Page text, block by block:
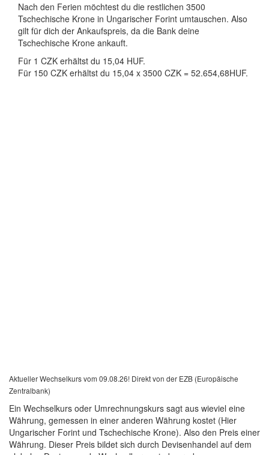
Nach den Ferien möchtest du die restlichen 3500
Tschechische Krone in Ungarischer Forint umtauschen. Also
gilt für dich der Ankaufspreis, da die Bank deine
Tschechische Krone ankauft.
Für 1 CZK erhältst du 15,04 HUF.
Für 150 CZK erhältst du 15,04 x 3500 CZK = 52.654,68HUF.
Aktueller Wechselkurs vom 09.08.26! Direkt von der EZB (Europäische
Zentralbank)
Ein Wechselkurs oder Umrechnungskurs sagt aus wieviel eine
Währung, gemessen in einer anderen Währung kostet (Hier
Ungarischer Forint und Tschechische Krone). Also den Preis einer
Währung. Dieser Preis bildet sich durch Devisenhandel auf dem